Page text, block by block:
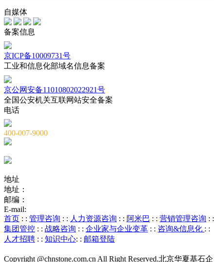
自媒体
备案信息
京ICP备10009731号
工业和信息化部域名信息备案
京公网安备11010802022921号
全国公安机关互联网站安全备案
电话
400-007-9000
地址
地址：
邮编：
E-mail:
首页 : : 管理咨询 : : 人力资源咨询 : : 阿米巴 : : 营销管理咨询 : :
集团管控 : : 战略咨询 : : 企业家与企业变革 : : 咨询&信息化 : :
人才招聘 : : 知识中心: : 邮箱登陆
Copyright @chnstone.com.cn All Right Reserved.北京华夏基石企